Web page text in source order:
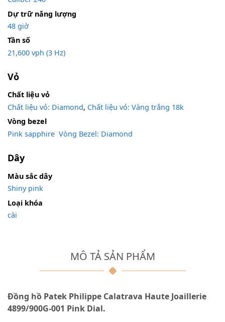
MÔ TẢ SẢN PHẨM
Đồng hồ Patek Philippe Calatrava Haute Joaillerie
4899/900G-001 Pink Dial.
Dự trữ năng lượng
48 giờ
Tần số
21,600 vph (3 Hz)
Vỏ
Chất liệu vỏ
Chất liệu vỏ: Diamond, Chất liệu vỏ: Vàng trắng 18k
Vòng bezel
Pink sapphire Vòng Bezel: Diamond
Dây
Màu sắc dây
Shiny pink
Loại khóa
cài